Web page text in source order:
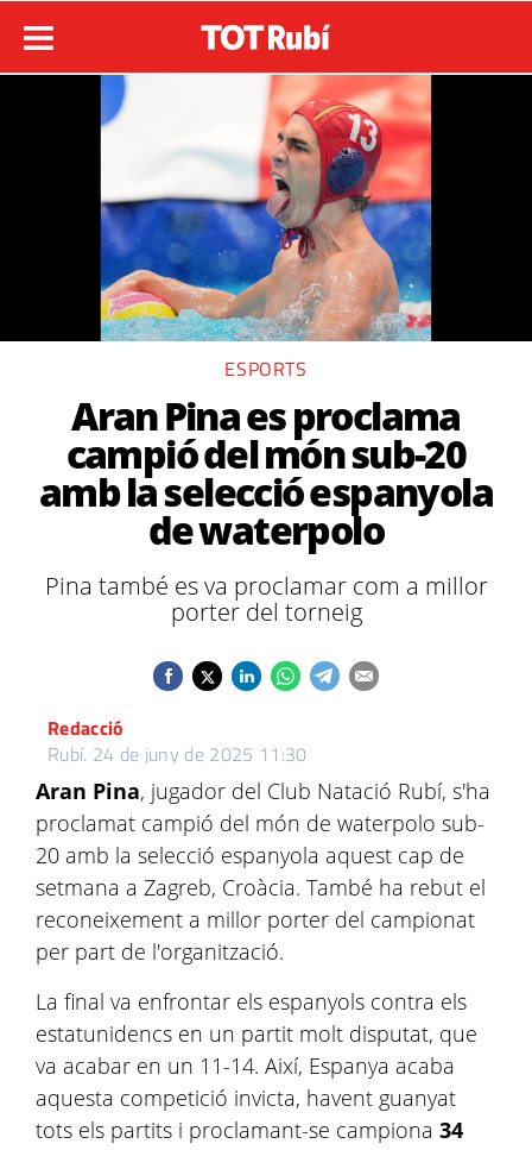
ESPORTS
Aran Pina es proclama
campió del món sub-20
amb la selecció espanyola
de waterpolo
Pina també es va proclamar com a millor
porter del torneig
Redacció
Rubí. 24 de juny de 2025 11:30
Aran Pina, jugador del Club Natació Rubí, s'ha
proclamat campió del món de waterpolo sub-
20 amb la selecció espanyola aquest cap de
setmana a Zagreb, Croàcia. També ha rebut el
reconeixement a millor porter del campionat
per part de l'organització.
La final va enfrontar els espanyols contra els
estatunidencs en un partit molt disputat, que
va acabar en un 11-14. Així, Espanya acaba
aquesta competició invicta, havent guanyat
tots els partits i proclamant-se campiona 34